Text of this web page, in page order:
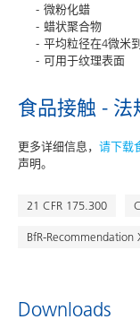
微粉化蜡
蜡状聚合物
平均粒径在4微米
可用于纹理表面
食品接触 - 法
更多详细信息， 请下载
声明。
21 CFR 175.300
BfR-Recommendation
Downloads